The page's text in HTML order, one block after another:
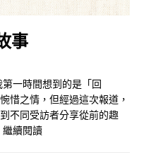
事
一時間想到的是「回
惜之情，但經過這次報道，
不同受訪者分享從前的趣
繼續閱讀